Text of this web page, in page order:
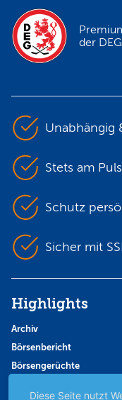
der DEG
Unabhängig
Stets am
Schutz
Sicher mit
Highlights
Archiv
Börsenbericht
Börsengerüchte
Diese Seite nutzt